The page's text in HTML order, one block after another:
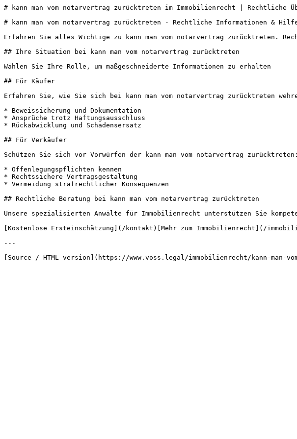
# kann man vom notarvertrag zurücktreten im Immobilienrecht | Rechtliche
# kann man vom notarvertrag zurücktreten - Rechtliche Informationen &
Erfahren Sie alles Wichtige zu kann man vom notarvertrag zurücktreten.
## Ihre Situation bei kann man vom notarvertrag zurücktreten
Wählen Sie Ihre Rolle, um maßgeschneiderte Informationen zu erhalten
## Für Käufer
Erfahren Sie, wie Sie sich bei kann man vom notarvertrag zurücktreten
* Beweissicherung und Dokumentation
* Ansprüche trotz Haftungsausschluss
* Rückabwicklung und Schadensersatz
## Für Verkäufer
Schützen Sie sich vor Vorwürfen der kann man vom notarvertrag zurücktreten:
* Offenlegungspflichten kennen
* Rechtssichere Vertragsgestaltung
* Vermeidung strafrechtlicher Konsequenzen
## Rechtliche Beratung bei kann man vom notarvertrag zurücktreten
Unsere spezialisierten Anwälte für Immobilienrecht unterstützen Sie
[Kostenlose Ersteinschätzung](/kontakt)[Mehr zum Immobilienrecht](/
---